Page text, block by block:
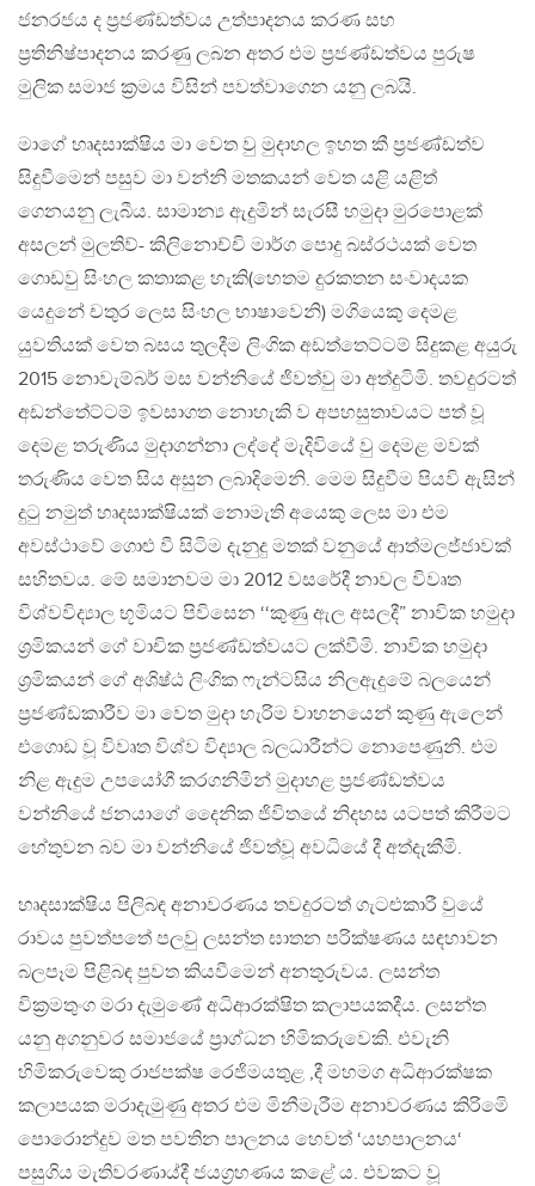
ජනරජය ද ප‍්‍රජණ්ඩත්වය උත්පාදනය කරණ සහ
ප‍්‍රතිනිෂ්පාදනය කරණු ලබන අතර එම ප‍්‍රජණ්ඩත්වය පුරුෂ
මුලික සමාජ ක‍්‍රමය විසින් පවත්වාගෙන යනු ලබයි.
මාගේ හෘදසාක්ෂිය මා වෙත වු මුදාහල ඉහත කී ප‍්‍රජණ්ඩත්ව
සිදුවීමෙන් පසුව මා වන්නි මතකයන් වෙත යළි යළිත්
ගෙනයනු ලැබීය. සාමාන්‍ය ඇදුමින් සැරසී හමුදා මුරපොළක්
අසලන් මුලතිව්- කිලිනොච්චි මාර්ග පොදු බස්රථයක් වෙත
ගොඩවු සිංහල කතාකළ හැකි(හෙතම දුරකතන සංවාදයක
යෙදුනේ චතුර ලෙස සිංහල භාෂාවෙනි) මගියෙකු දෙමළ
යුවතියක් වෙත බසය තුලදීම ලිංගික අඩත්තෙට්ටම් සිදුකළ අයුරු
2015 නොවැම්බර් මස වන්නියේ ජිවත්වු මා අත්දුටිමි. තවදුරටත්
අඩන්තේට්ටම් ඉවසාගත නොහැකි ව අපහසුතාවයට පත් වූ
දෙමළ තරුණිය මුදාගන්නා ලද්දේ මැදිවියේ වු දෙමළ මවක්
තරුණිය වෙත සිය අසුන ලබාදිමෙනි. මෙම සිදුවීම පියවි ඇසින්
දුටු නමුත් හෘදසාක්ෂියක් නොමැති අයෙකු ලෙස මා එම
අවස්ථාවේ ගොළු වී සිටිම දැනුදු මතක් වනුයේ ආත්මලජ්ජාවක්
සහිතවය. මේ සමානවම මා 2012 වසරේදී නාවල විවෘත
විශ්වවිද්‍යාල භූමියට පිවිසෙන ‘‘කුණු ඇල අසලදී” නාවික හමුදා
ශ‍්‍රමිකයන් ගේ වාචික ප‍්‍රජණ්ඩත්වයට ලක්වීමි. නාවික හමුදා
ශ‍්‍රමිකයන් ගේ අශිෂ්ඨ ලිංගික ෆැන්ටසිය නිලඇදුමේ බලයෙන්
ප‍්‍රජණ්ඩකාරීව මා වෙත මුදා හැරිම වාහනයෙන් කුණු ඇලෙන්
එගොඩ වූ විවෘත විශ්ව විද්‍යාල බලධාරීන්ට නොපෙණුනි. එම
නිළ ඇදුම උපයෝගී කරගනිමින් මුදාහළ ප‍්‍රජණ්ඩත්වය
වන්නියේ ජනයාගේ දෛනික ජිවිතයේ නිදහස යටපත් කිරීමට
හේතුවන බව මා වන්නියේ ජිවත්වූ අවධියේ දී අත්දැකීමි.
හෘදසාක්ෂිය පිලිබඳ අනාවරණය තවදුරටත් ගැටළුකාරී වුයේ
රාවය පුවත්පතේ පලවු ලසන්ත ඝාතන පරික්ෂණය සඳහාවන
බලපෑම පිළිබඳ පුවත කියවීමෙන් අනතුරුවය. ලසන්ත
වික‍්‍රමතුංග මරා දැමුණේ අධිආරක්ෂිත කලාපයකදීය. ලසන්ත
යනු අගනුවර සමාජයේ ප‍්‍රාග්ධන හිමිකරුවෙකි. එවැනි
හිමිකරුවෙකු රාජපක්ෂ රෙජිමයතුළ ,දී මහමග අධිආරක්ෂක
කලාපයක මරාදැමුණු අතර එම මිනීමැරීම අනාවරණය කිරිමෙි
පොරොන්දුව මත පවතින පාලනය හෙවත් ‘යහපාලනය‘
පසුගිය මැතිවරණාය්දී ජයග‍්‍රහණය කළේ ය. එවකට වූ